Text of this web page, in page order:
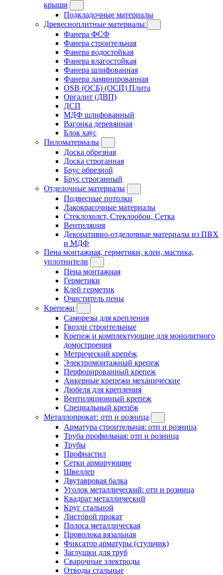
крыши
Подкладочные материалы
Древесноплитные материалы
Фанера ФСФ
Фанера строительная
Фанера водостойкая
Фанера влагостойкая
Фанера шлифованная
Фанера ламинированная
OSB (ОСБ) (ОСП) Плита
Оргалит (ДВП)
ДСП
МДФ шлифованный
Вагонка деревянная
Блок хаус
Пиломатериалы
Доска обрезная
Доска строганная
Брус обрезной
Брус строганный
Отделочные материалы
Подвесные потолки
Лакокрасочные материалы
Стеклохолст, Стеклообои, Сетка
Вентиляция
Декоративно-отделочные материалы из ПВХ
и МДФ
Пена монтажная, герметики, клеи, мастика,
уплотнители
Пена монтажная
Герметики
Клей герметик
Очиститель пены
Крепежи
Саморезы для крепления
Гвозди строительные
Крепеж и комплектующие для монолитного
домостроения
Метрический крепёж
Электромонтажный крепеж
Перфорированный крепеж
Анкерные крепежи механические
Дюбеля для крепления
Вентиляционный крепеж
Специальный крепёж
Металлопрокат: отп и розница
Арматура строительная: отп и розница
Труба профильная: отп и розница
Трубы
Профнастил
Сетки армирующие
Швеллер
Двутавровая балка
Уголок металлический: отп и розница
Квадрат металлический
Круг стальной
Листовой прокат
Полоса металлическая
Проволока вязальная
Фиксатор арматуры (стульчик)
Заглушки для труб
Сварочные электроды
Отводы стальные